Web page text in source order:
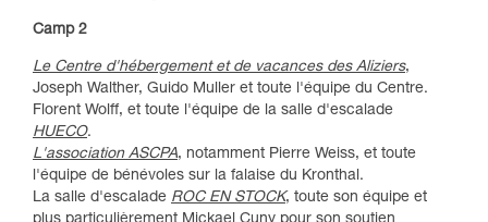
Camp 2
Le Centre d'hébergement et de vacances des Aliziers,
Joseph Walther, Guido Muller et toute l'équipe du Centre.
Florent Wolff, et toute l'équipe de la salle d'escalade
HUECO.
L'association ASCPA, notamment Pierre Weiss, et toute
l'équipe de bénévoles sur la falaise du Kronthal.
La salle d'escalade ROC EN STOCK, toute son équipe et